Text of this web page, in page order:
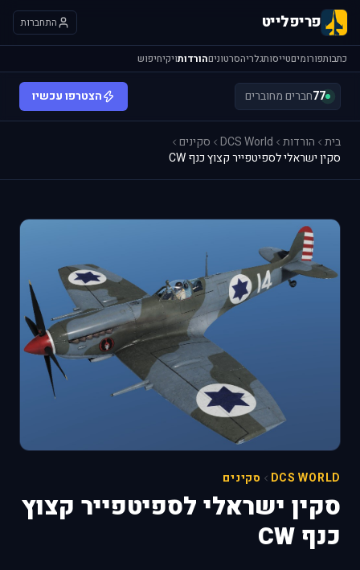
פריפלייט התחברות
כתבותפורומיםטייסותגלריהסרטוניםהורדותויקיחיפוש
77חברים מחוברים הצטרפו עכשיו
בית הורדות DCS World
סקינים
סקין ישראלי לספיטפייר קצוץ כנף CW
DCS WORLD סקינים
סקין ישראלי לספיטפייר קצוץ
כנף CW